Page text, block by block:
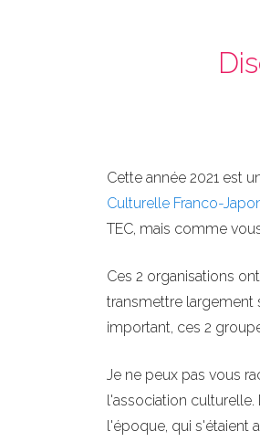
Cette année 2021 est
Culturelle Franco-
TEC, mais comme
Ces 2 organisations
transmettre largement
important, ces 2
Je ne peux pas vous
l'association
l'époque, qui s'étaient